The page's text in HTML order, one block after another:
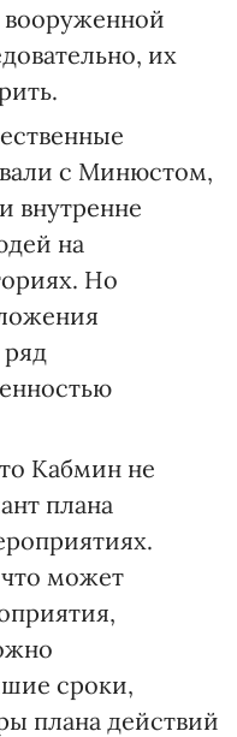
вооруженной
их
с Минюстом,
внутренне
на
Но
Кабмин не
плана
что может
сроки,
плана действий